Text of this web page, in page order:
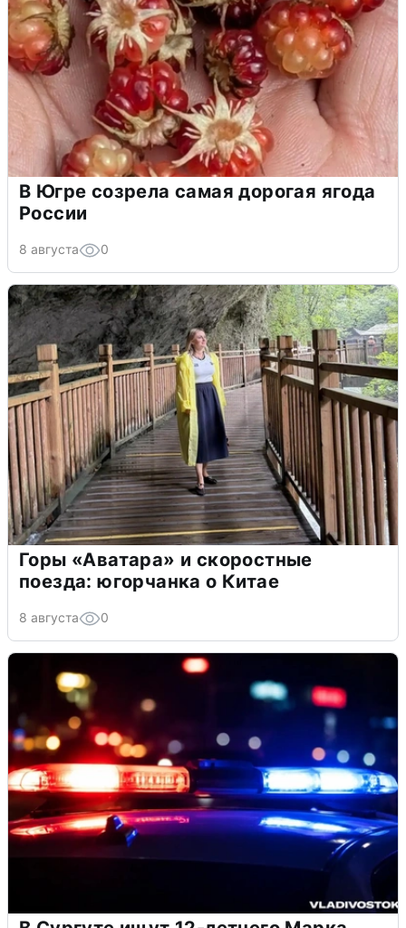
В Югре созрела самая дорогая ягода
России
8 августа 0
Горы «Аватара» и скоростные
поезда: югорчанка о Китае
8 августа 0